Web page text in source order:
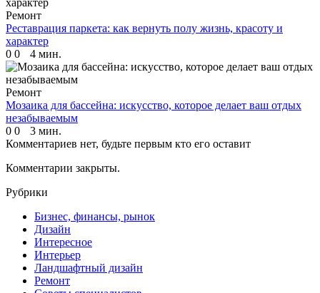
Ремонт
Реставрация паркета: как вернуть полу жизнь, красоту и
характер
0 0 4 мин.
Ремонт
Мозаика для бассейна: искусство, которое делает ваш отдых
незабываемым
0 0
3 мин.
Комментариев нет, будьте первым кто его оставит
Комментарии закрыты.
Рубрики
Бизнес, финансы, рынок
Дизайн
Интересное
Интерьер
Ландшафтный дизайн
Ремонт